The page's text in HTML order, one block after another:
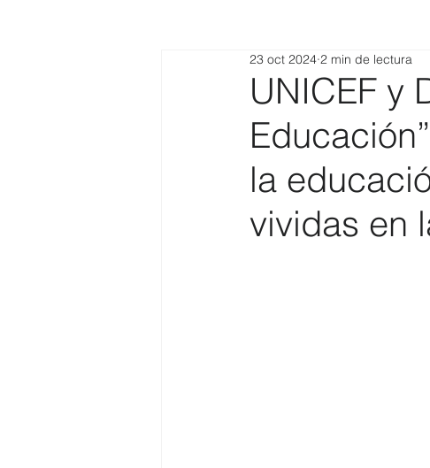
UNICEF y
la
vividas en
23 oct 2024 2 min de lectura